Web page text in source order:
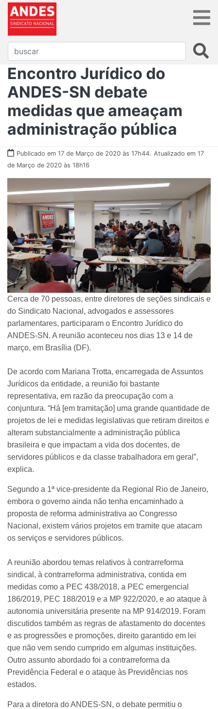
Encontro Jurídico do
ANDES-SN debate
medidas que ameaçam
administração pública
Publicado em 17 de Março de 2020 às 17h44. Atualizado em 17
de Março de 2020 às 18h16
Cerca de 70 pessoas, entre diretores de seções sindicais e
do Sindicato Nacional, advogados e assessores
parlamentares, participaram o Encontro Jurídico do
ANDES-SN. A reunião aconteceu nos dias 13 e 14 de
março, em Brasília (DF).
De acordo com Mariana Trotta, encarregada de Assuntos
Jurídicos da entidade, a reunião foi bastante
representativa, em razão da preocupação com a
conjuntura. “Há [em tramitação] uma grande quantidade de
projetos de lei e medidas legislativas que retiram direitos e
alteram substancialmente a administração pública
brasileira e que impactam a vida dos docentes, de
servidores públicos e da classe trabalhadora em geral”,
explica.
Segundo a 1ª vice-presidente da Regional Rio de Janeiro,
embora o governo ainda não tenha encaminhado a
proposta de reforma administrativa ao Congresso
Nacional, existem vários projetos em tramite que atacam
os serviços e servidores públicos.
A reunião abordou temas relativos à contrarreforma
sindical, à contrarreforma administrativa, contida em
medidas como a PEC 438/2018, a PEC emergencial
186/2019, PEC 188/2019 e a MP 922/2020, e ao ataque à
autonomia universitária presente na MP 914/2019. Foram
discutidos também as regras de afastamento do docentes
e as progressões e promoções, direito garantido em lei
que não vem sendo cumprido em algumas instituições.
Outro assunto abordado foi a contrarreforma da
Previdência Federal e o ataque às Previdências nos
estados.
Para a diretora do ANDES-SN, o debate permitiu o